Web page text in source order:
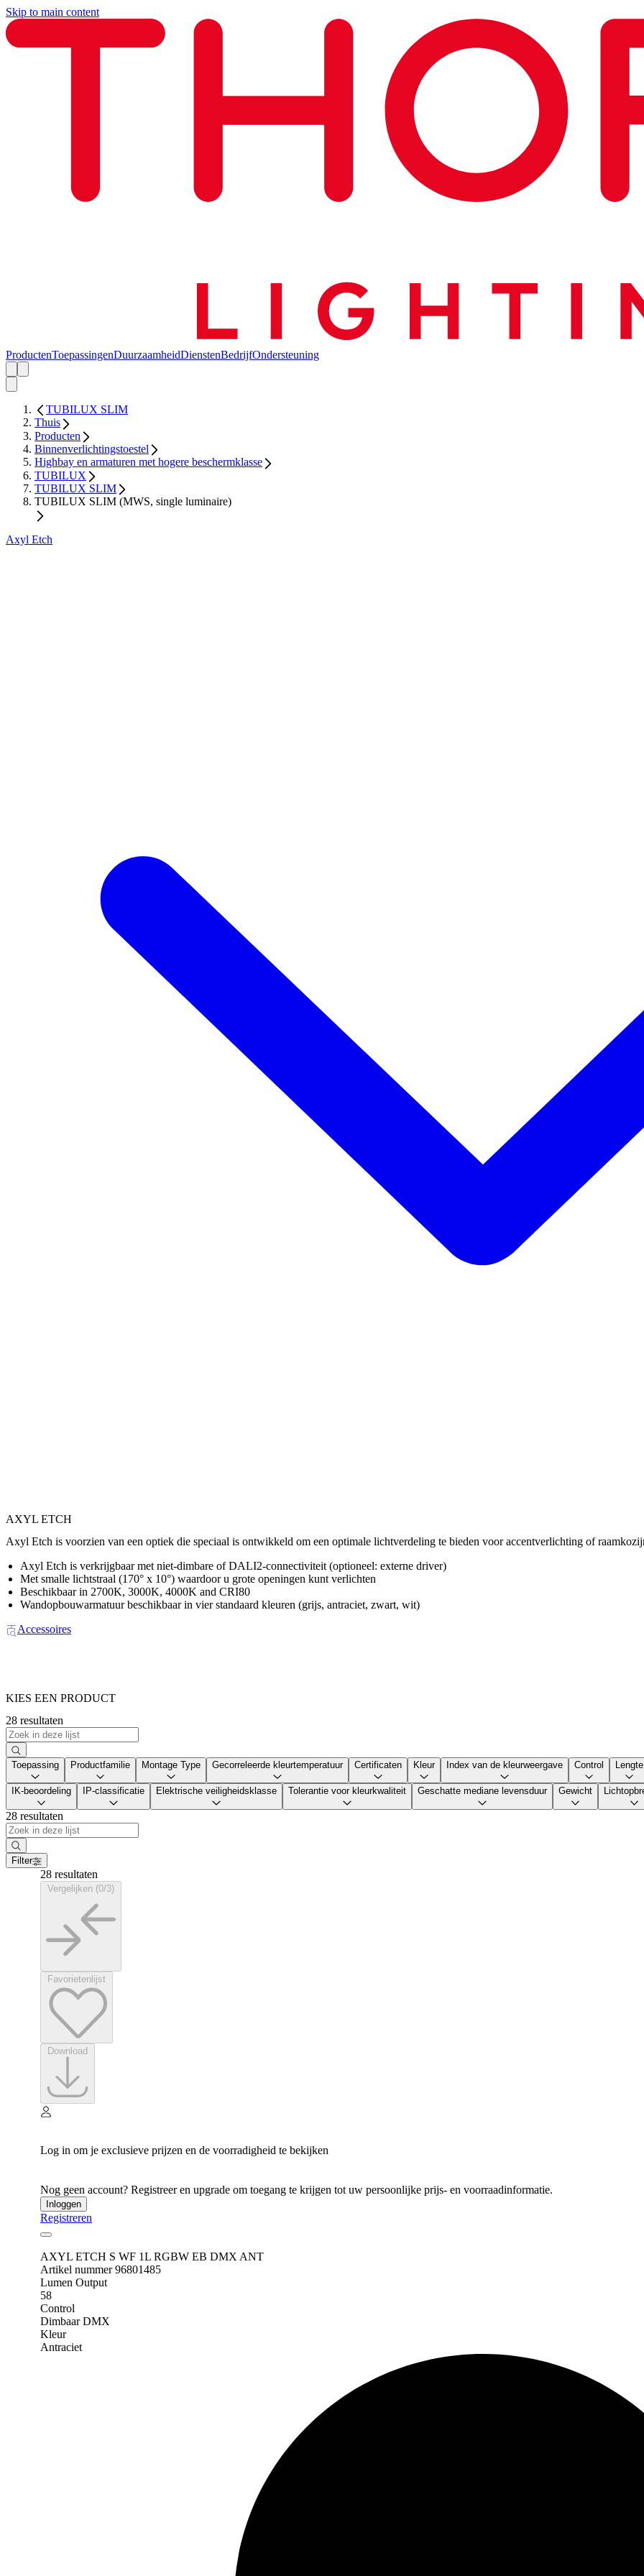
Skip to main content
ProductenToepassingenDuurzaamheidDienstenBedrijfOndersteuning
TUBILUX SLIM
Thuis
Producten
Binnenverlichtingstoestel
Highbay en armaturen met hogere beschermklasse
TUBILUX
TUBILUX SLIM
TUBILUX SLIM (MWS, single luminaire)
Axyl Etch
AXYL ETCH
Axyl Etch is voorzien van een optiek die speciaal is ontwikkeld om een optimale lichtverdeling te bieden voor accentverlichting of
Axyl Etch is verkrijgbaar met niet-dimbare of DALI2-connectiviteit (optioneel: externe driver)
Met smalle lichtstraal (170° x 10°) waardoor u grote openingen kunt verlichten
Beschikbaar in 2700K, 3000K, 4000K and CRI80
Wandopbouwarmatuur beschikbaar in vier standaard kleuren (grijs, antraciet, zwart, wit)
Accessoires
KIES EEN PRODUCT
28 resultaten
Toepassing Productfamilie Montage Type Gecorreleerde kleurtemperatuur Certificaten Kleur Index van de kleurweergave Control Lengte
IK-beoordeling IP-classificatie Elektrische veiligheidsklasse Tolerantie voor kleurkwaliteit Geschatte mediane levensduur Gewicht
28 resultaten
Filter
28 resultaten
Log in om je exclusieve prijzen en de voorradigheid te bekijken
Nog geen account? Registreer en upgrade om toegang te krijgen tot uw persoonlijke prijs- en voorraadinformatie.
Inloggen
Registreren
AXYL ETCH S WF 1L RGBW EB DMX ANT
Artikel nummer 96801485
Lumen Output
58
Control
Dimbaar DMX
Kleur
Antraciet